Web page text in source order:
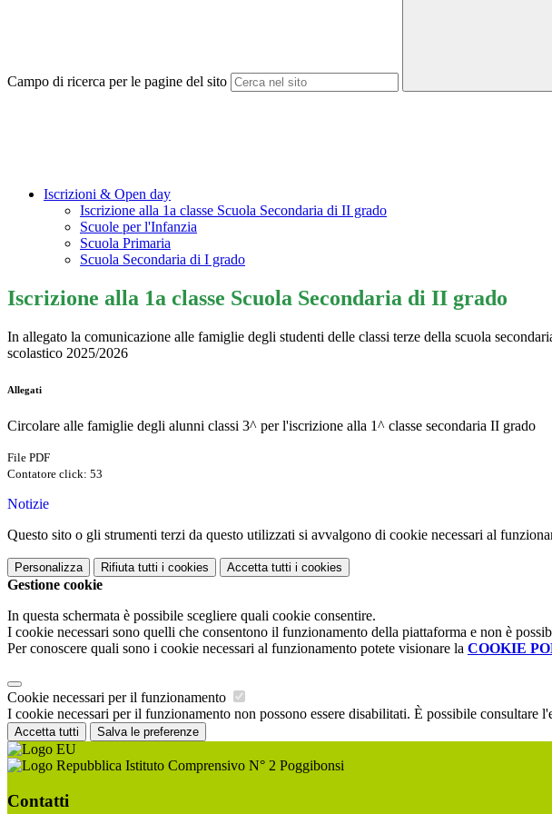
Campo di ricerca per le pagine del sito
Iscrizioni & Open day
Iscrizione alla 1a classe Scuola Secondaria di II grado
Scuole per l'Infanzia
Scuola Primaria
Scuola Secondaria di I grado
Iscrizione alla 1a classe Scuola Secondaria di II grado
In allegato la comunicazione alle famiglie degli studenti delle classi terze della scuola
scolastico 2025/2026
Allegati
Circolare alle famiglie degli alunni classi 3^ per l'iscrizione alla 1^ classe secondaria II grado
File PDF
Contatore click: 53
Notizie
Questo sito o gli strumenti terzi da questo utilizzati si avvalgono di cookie necessari al
Personalizza Rifiuta tutti i cookies Accetta tutti i cookies
Gestione cookie
In questa schermata è possibile scegliere quali cookie consentire.
I cookie necessari sono quelli che consentono il funzionamento della piattaforma e non è
Per conoscere quali sono i cookie necessari al funzionamento potete visionare la COOKIE
Cookie necessari per il funzionamento
I cookie necessari per il funzionamento non possono essere disabilitati. È possibile consultare
Accetta tutti Salva le preferenze
Istituto Comprensivo N° 2 Poggibonsi
Contatti